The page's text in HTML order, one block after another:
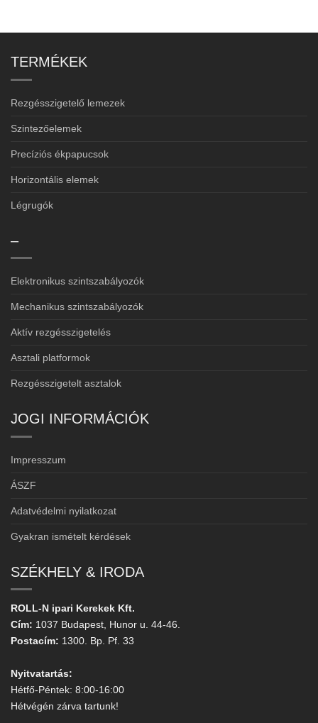
TERMÉKEK
Rezgésszigetelő lemezek
Szintezőelemek
Precíziós ékpapucsok
Horizontális elemek
Légrugók
–
Elektronikus szintszabályozók
Mechanikus szintszabályozók
Aktív rezgésszigetelés
Asztali platformok
Rezgésszigetelt asztalok
JOGI INFORMÁCIÓK
Impresszum
ÁSZF
Adatvédelmi nyilatkozat
Gyakran ismételt kérdések
SZÉKHELY & IRODA
ROLL-N ipari Kerekek Kft.
Cím: 1037 Budapest, Hunor u. 44-46.
Postacím: 1300. Bp. Pf. 33
Nyitvatartás:
Hétfő-Péntek: 8:00-16:00
Hétvégén zárva tartunk!